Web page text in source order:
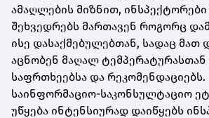
ამაღლების მიზნით,
შეხვედრებს მართავენ როგორც
ისე დასაქმებულებთან, სადაც
აცნობენ მაღალ
საფრთხეებსა და რეკომენდაციებს.
საინფორმაციო-საკონსულტაციო
უწყება ინტენსიურად დაიწყებს